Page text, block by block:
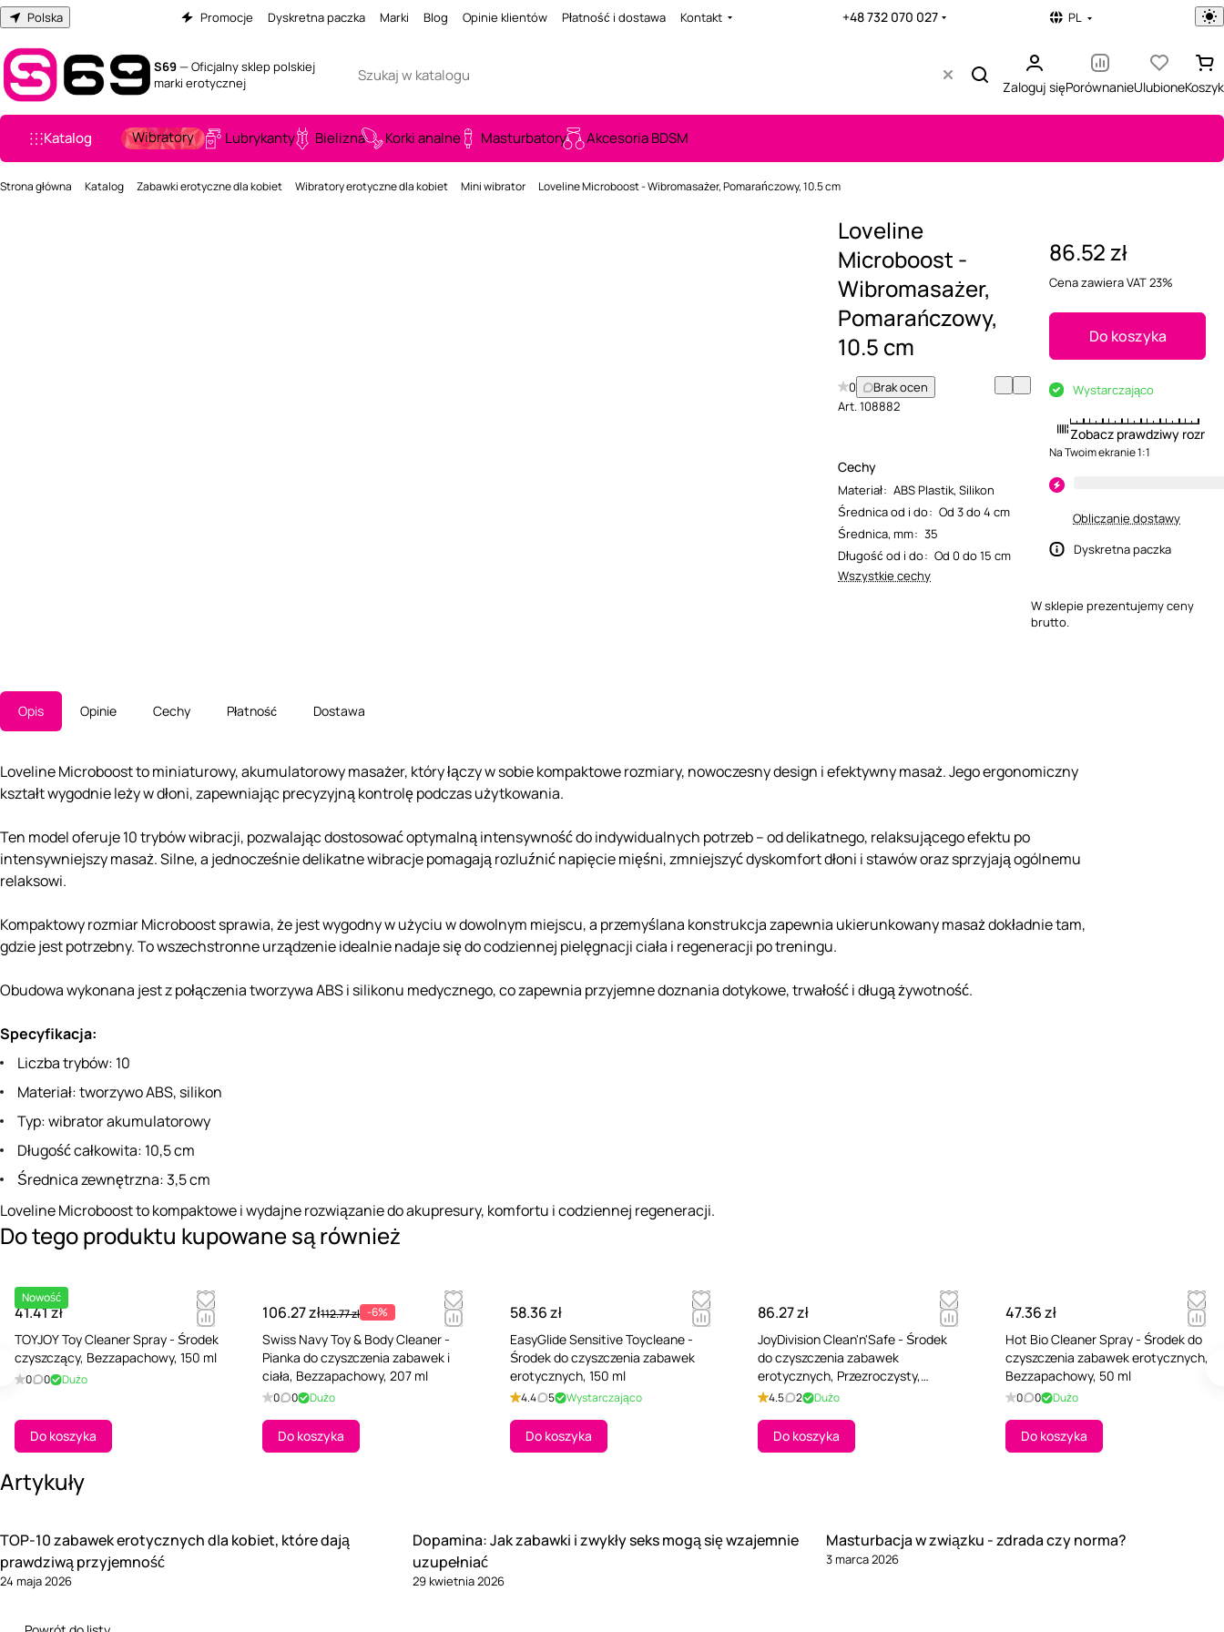
Polska Promocje Dyskretna paczka Marki Blog Opinie klientów Płatność i dostawa Kontakt +48 732 070 027 PL
S69— Oficjalny sklep polskiej
marki erotycznej
Zaloguj sięPorównanieUlubioneKoszyk
Katalog Wibratory Lubrykanty Bielizna Korki analne Masturbatory Akcesoria BDSM
Strona główna Katalog Zabawki erotyczne dla kobiet Wibratory erotyczne dla kobiet Mini wibrator Loveline Microboost - Wibromasażer, Pomarańczowy, 10.5 cm
Loveline
Microboost -
Wibromasażer,
Pomarańczowy,
10.5 cm
0
Brak ocen
Art.108882
Cechy
Materiał: ABS Plastik, Silikon
Średnica od i do: Od 3 do 4 cm
Średnica, mm: 35
Długość od i do: Od 0 do 15 cm
Wszystkie cechy
86.52 zł
Cena zawiera VAT 23%
Do koszyka
Wystarczająco
Zobacz prawdziwy
Na Twoim ekranie 1:1
Obliczanie dostawy
Dyskretna paczka
W sklepie prezentujemy ceny
brutto.
Opis Opinie Cechy Płatność Dostawa
Loveline Microboost to miniaturowy, akumulatorowy masażer, który łączy w sobie kompaktowe rozmiary, nowoczesny design i efektywny masaż. Jego ergonomiczny
kształt wygodnie leży w dłoni, zapewniając precyzyjną kontrolę podczas użytkowania.
Ten model oferuje 10 trybów wibracji, pozwalając dostosować optymalną intensywność do indywidualnych potrzeb – od delikatnego, relaksującego efektu po
intensywniejszy masaż. Silne, a jednocześnie delikatne wibracje pomagają rozluźnić napięcie mięśni, zmniejszyć dyskomfort dłoni i stawów oraz sprzyjają ogólnemu
relaksowi.
Kompaktowy rozmiar Microboost sprawia, że ​​jest wygodny w użyciu w dowolnym miejscu, a przemyślana konstrukcja zapewnia ukierunkowany masaż dokładnie tam,
gdzie jest potrzebny. To wszechstronne urządzenie idealnie nadaje się do codziennej pielęgnacji ciała i regeneracji po treningu.
Obudowa wykonana jest z połączenia tworzywa ABS i silikonu medycznego, co zapewnia przyjemne doznania dotykowe, trwałość i długą żywotność.
Specyfikacja:
Liczba trybów: 10
Materiał: tworzywo ABS, silikon
Typ: wibrator akumulatorowy
Długość całkowita: 10,5 cm
Średnica zewnętrzna: 3,5 cm
Loveline Microboost to kompaktowe i wydajne rozwiązanie do akupresury, komfortu i codziennej regeneracji.
Do tego produktu kupowane są również
Nowość
41.41 zł
TOYJOY Toy Cleaner Spray - Środek
czyszczący, Bezzapachowy, 150 ml
0 0 Dużo
Do koszyka
106.27 zł112.77 zł -6%
Swiss Navy Toy & Body Cleaner -
Pianka do czyszczenia zabawek i
ciała, Bezzapachowy, 207 ml
0 0 Dużo
Do koszyka
58.36 zł
EasyGlide Sensitive Toycleane -
Środek do czyszczenia zabawek
erotycznych, 150 ml
4.4 5 Wystarczająco
Do koszyka
86.27 zł
JoyDivision Clean'n'Safe - Środek
do czyszczenia zabawek
erotycznych, Przezroczysty,
Bezzapachowy, 200 ml
4.5 2 Dużo
Do koszyka
47.36 zł
Hot Bio Cleaner Spray - Środek do
czyszczenia zabawek erotycznych,
Bezzapachowy, 50 ml
0 0 Dużo
Do koszyka
Artykuły
TOP-10 zabawek erotycznych dla kobiet, które dają
prawdziwą przyjemność
24 maja 2026
Dopamina: Jak zabawki i zwykły seks mogą się wzajemnie
uzupełniać
29 kwietnia 2026
Masturbacja w związku - zdrada czy norma?
3 marca 2026